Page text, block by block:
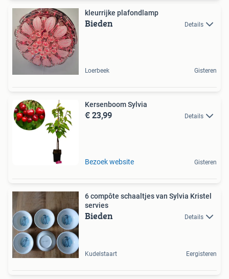
kleurrijke plafondlamp
Bieden Details
Loerbeek Gisteren
Kersenboom Sylvia
€ 23,99 Details
Bezoek website Gisteren
6 compôte schaaltjes van Sylvia Kristel
servies
Bieden Details
Kudelstaart Eergisteren